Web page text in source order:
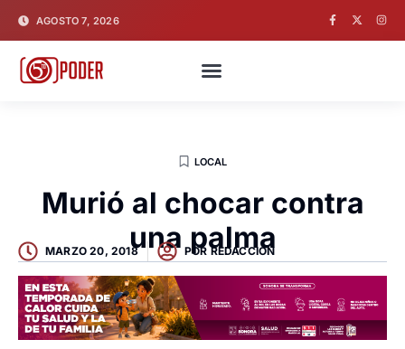
AGOSTO 7, 2026
LOCAL
Murió al chocar contra
una palma
MARZO 20, 2018 POR REDACCION